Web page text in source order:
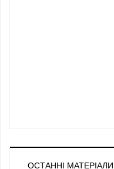
ОСТАННІ МАТЕРІАЛИ